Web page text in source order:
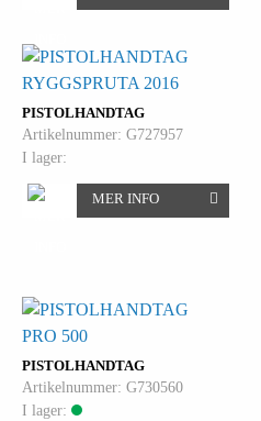
PISTOLHANDTAG
RYGGSPRUTA 2016
Artikelnummer: G727957
I lager:
MER INFO
PISTOLHANDTAG
PRO 500
Artikelnummer: G730560
I lager: